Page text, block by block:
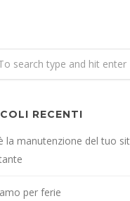
RECENTI
la manutenzione del tuo
per ferie